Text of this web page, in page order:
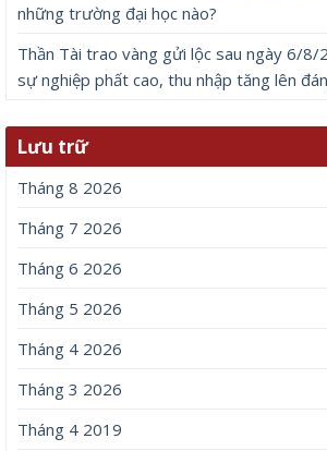
những trường đại học nào?
Thần Tài trao vàng gửi lộc sau ngày 6/8/
sự nghiệp phất cao, thu nhập tăng lên
Lưu trữ
Tháng 8 2026
Tháng 7 2026
Tháng 6 2026
Tháng 5 2026
Tháng 4 2026
Tháng 3 2026
Tháng 4 2019